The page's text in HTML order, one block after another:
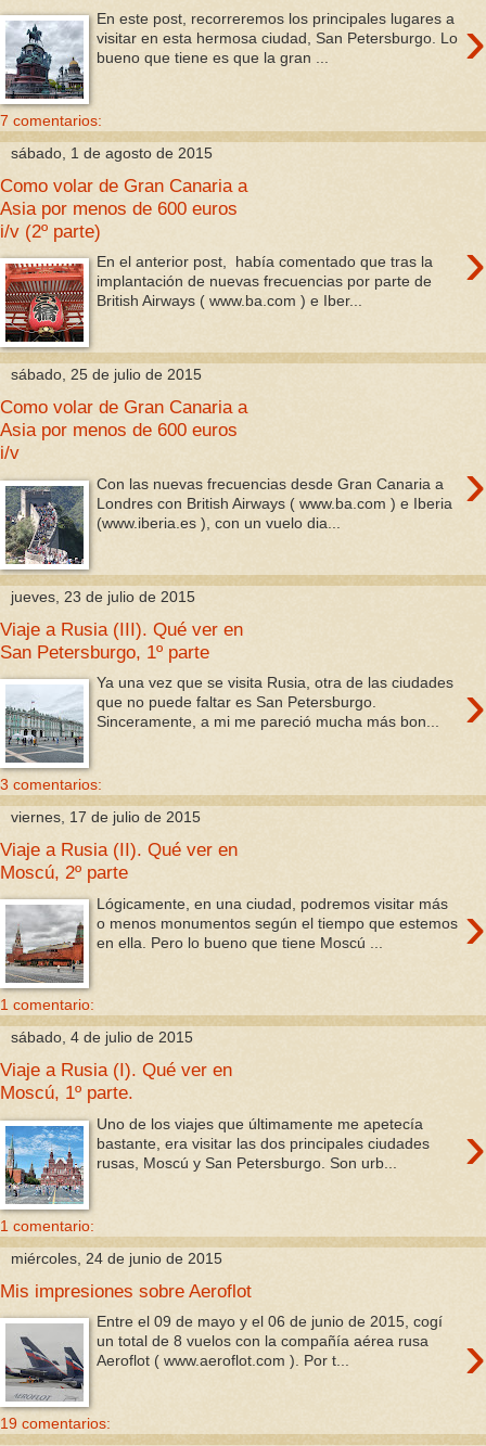
›
En este post, recorreremos los principales lugares a
visitar en esta hermosa ciudad, San Petersburgo. Lo
bueno que tiene es que la gran ...
7 comentarios:
sábado, 1 de agosto de 2015
Como volar de Gran Canaria a
Asia por menos de 600 euros
i/v (2º parte)
›
En el anterior post, había comentado que tras la
implantación de nuevas frecuencias por parte de
British Airways ( www.ba.com ) e Iber...
sábado, 25 de julio de 2015
Como volar de Gran Canaria a
Asia por menos de 600 euros
i/v
›
Con las nuevas frecuencias desde Gran Canaria a
Londres con British Airways ( www.ba.com ) e Iberia
(www.iberia.es ), con un vuelo dia...
jueves, 23 de julio de 2015
Viaje a Rusia (III). Qué ver en
San Petersburgo, 1º parte
›
Ya una vez que se visita Rusia, otra de las ciudades
que no puede faltar es San Petersburgo.
Sinceramente, a mi me pareció mucha más bon...
3 comentarios:
viernes, 17 de julio de 2015
Viaje a Rusia (II). Qué ver en
Moscú, 2º parte
›
Lógicamente, en una ciudad, podremos visitar más
o menos monumentos según el tiempo que estemos
en ella. Pero lo bueno que tiene Moscú ...
1 comentario:
sábado, 4 de julio de 2015
Viaje a Rusia (I). Qué ver en
Moscú, 1º parte.
›
Uno de los viajes que últimamente me apetecía
bastante, era visitar las dos principales ciudades
rusas, Moscú y San Petersburgo. Son urb...
1 comentario:
miércoles, 24 de junio de 2015
Mis impresiones sobre Aeroflot
›
Entre el 09 de mayo y el 06 de junio de 2015, cogí
un total de 8 vuelos con la compañía aérea rusa
Aeroflot ( www.aeroflot.com ). Por t...
19 comentarios: